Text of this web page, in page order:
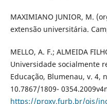
MAXIMIANO JUNIOR, M.
extensão universitária.
MELLO, A. F.; ALMEIDA
Universidade socialmente
Educação, Blumenau, v. 4,
10.7867/1809-
https://proxy.furb.br/ojs/